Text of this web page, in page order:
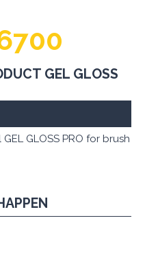
GEL GLOSS
GLOSS PRO for brush